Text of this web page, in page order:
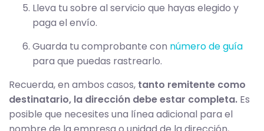
Lleva tu sobre al servicio que hayas elegido y
paga el envío.
Guarda tu comprobante con número de guía
para que puedas rastrearlo.
Recuerda, en ambos casos, tanto remitente como
destinatario, la dirección debe estar completa. Es
posible que necesites una línea adicional para el